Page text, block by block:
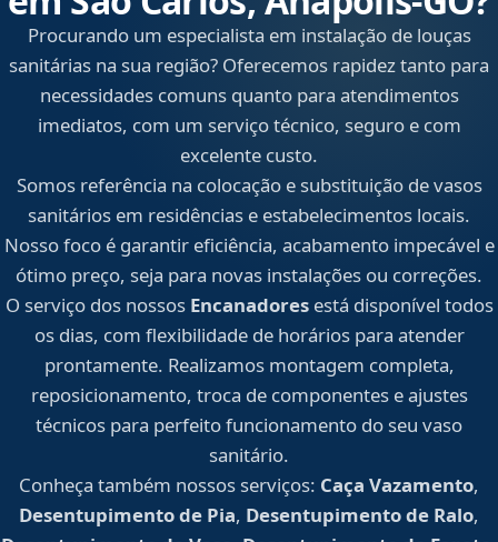
Procurando um especialista em instalação de louças
sanitárias na sua região? Oferecemos rapidez tanto para
necessidades comuns quanto para atendimentos
imediatos, com um serviço técnico, seguro e com
excelente custo.
Somos referência na colocação e substituição de vasos
sanitários em residências e estabelecimentos locais.
Nosso foco é garantir eficiência, acabamento impecável e
ótimo preço, seja para novas instalações ou correções.
O serviço dos nossos Encanadoresestá disponível todos
os dias, com flexibilidade de horários para atender
prontamente. Realizamos montagem completa,
reposicionamento, troca de componentes e ajustes
técnicos para perfeito funcionamento do seu vaso
sanitário.
Conheça também nossos serviços: Caça Vazamento,
Desentupimento de Pia, Desentupimento de Ralo,